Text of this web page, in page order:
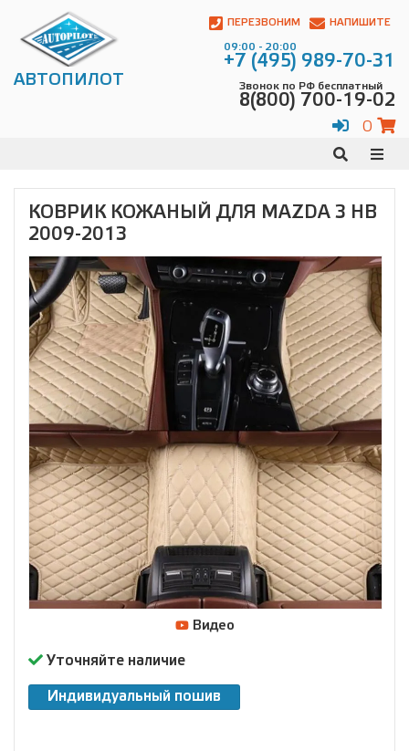
АВТОПИЛОТ
ПЕРЕЗВОНИМ НАПИШИТЕ
09:00 - 20:00
+7 (495) 989-70-31
Звонок по РФ бесплатный
8(800) 700-19-02
0
КОВРИК КОЖАНЫЙ ДЛЯ MAZDA 3 HB
2009-2013
Уточняйте наличие
Индивидуальный пошив
Видео
Контакты:
Адрес:
Чагинская
700-
Телефон:+7
(495)
989-
Электронная
почта:
info@avtopilot1.ru